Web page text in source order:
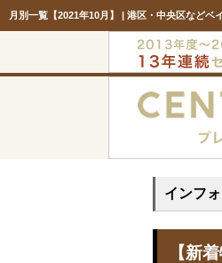
月別一覧【2021年10月】 | 港区・中央区など
インフ
【新